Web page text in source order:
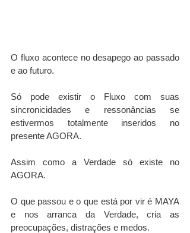
O fluxo acontece no desapego ao passado
e ao futuro.
Só pode existir o Fluxo com suas
sincronicidades e ressonâncias se
estivermos totalmente inseridos no
presente AGORA.
Assim como a Verdade só existe no
AGORA.
O que passou e o que está por vir é MAYA
e nos arranca da Verdade, cria as
preocupações, distrações e medos.